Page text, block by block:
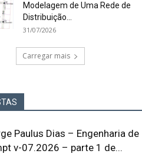
Modelagem de Uma Rede de
Distribuição...
31/07/2026
Carregar mais
Paulus Dias – Engenharia de
v-07.2026 – parte 1 de...